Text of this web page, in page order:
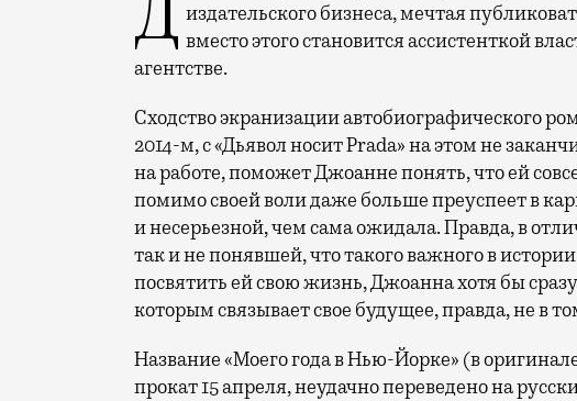
издательского бизнеса, мечтая
вместо этого становится ассистенткой
агентстве.
Сходство экранизации автобиографического
2014-м, с «Дьявол носит Prada» на этом не
на работе, поможет Джоанне понять, что ей
помимо своей воли даже больше преуспеет в
и несерьезной, чем сама ожидала. Правда, в
так и не понявшей, что такого важного в
посвятить ей свою жизнь, Джоанна хотя бы
которым связывает свое будущее, правда, не в
Название «Моего года в Нью-Йорке» (в
прокат 15 апреля, неудачно переведено на